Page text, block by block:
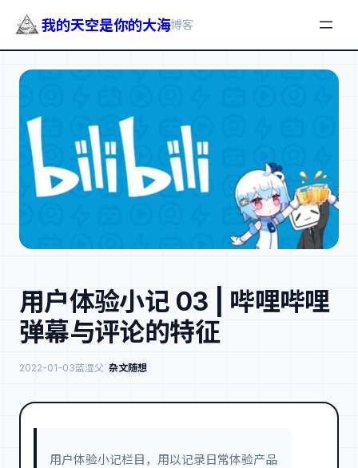
我的天空是你的大海博客
用户体验小记 03 | 哔哩哔哩
弹幕与评论的特征
2022-01-03蓝湿父 杂文随想
用户体验小记栏目，用以记录日常体验产品